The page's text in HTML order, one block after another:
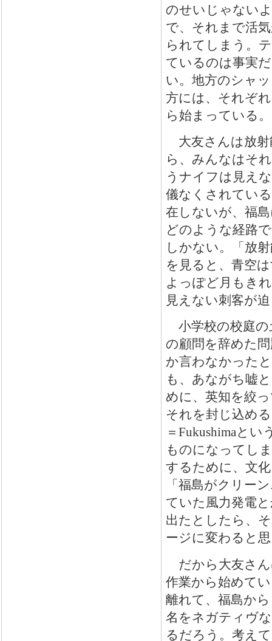
のせいじゃない
で、それまで活
られてしまう。
ているのは事実
い。地方のシャ
方には、それぞ
ら始まっている。
大友さんは放射
ら、みんなはそ
うナイフは見え
儀なくされてい
在しないが、福
どのような経路
しかない。「放
を見ると、青空
よっぽど月もき
見えない刺客が
小学校の校庭の
の顧問を辞めた
か言わなかった
も、あながち嘘
めに、英知を絞
それを封じ込め
＝ Fukushimaとい
ものになってし
するために、文
「福島がクリー
ていた風力発電
出たとしたら、
ージに変わると
だから大友さん
作業から始めて
離れて、福島か
名をネガティヴ
るだろう。考え